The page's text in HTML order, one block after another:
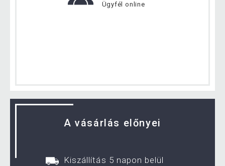
Ügyfél online
A vásárlás előnyei
Kiszállítás 5 napon belül